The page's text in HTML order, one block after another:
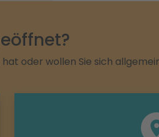
oder wollen Sie sich